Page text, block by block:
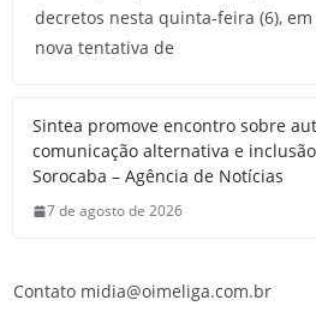
decretos nesta quinta-feira (6),
nova tentativa de
Sintea promove encontro sobre
comunicação alternativa e
Sorocaba – Agência de Notícias
7 de agosto de 2026
Contato midia@oimeliga.com.br